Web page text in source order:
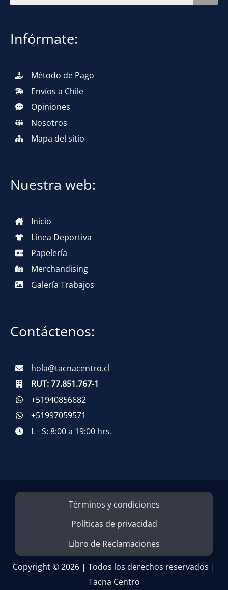
Infórmate:
Método de Pago
Envíos a Chile
Opiniones
Nosotros
Mapa del sitio
Nuestra web:
Inicio
Línea Deportiva
Papelería
Merchandising
Galería Trabajos
Contáctenos:
hola@tacnacentro.cl
RUT:77.851.767-1
+51940856682
+51997059571
L - S: 8:00 a 19:00 hrs.
Términos y condiciones
Políticas de privacidad
Libro de Reclamaciones
Copyright © 2026 | Todos los derechos reservados |
Tacna Centro